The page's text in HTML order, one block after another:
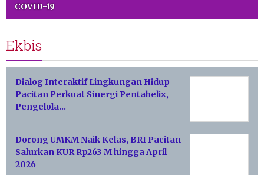
COVID-19
Ekbis
Dialog Interaktif Lingkungan Hidup
Pacitan Perkuat Sinergi Pentahelix,
Pengelola…
Dorong UMKM Naik Kelas, BRI Pacitan
Salurkan KUR Rp263 M hingga April
2026